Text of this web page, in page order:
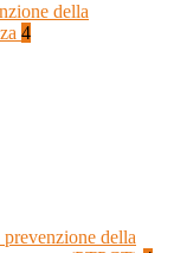
della
4
della